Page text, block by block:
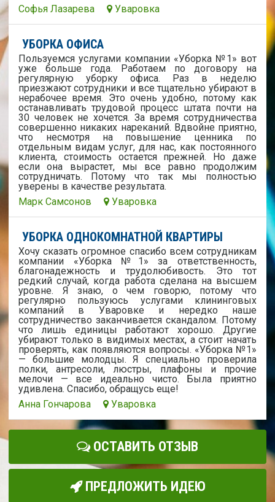
Софья Лазарева
Уваровка
УБОРКА ОФИСА
Пользуемся услугами компании «Уборка №1» вот
уже больше года. Работаем по договору на
регулярную уборку офиса. Раз в неделю
приезжают сотрудники и все тщательно убирают в
нерабочее время. Это очень удобно, потому как
останавливать трудовой процесс штата почти на
30 человек не хочется. За время сотрудничества
совершенно никаких нареканий. Вдвойне приятно,
что несмотря на повышение ценника по
отдельным видам услуг, для нас, как постоянного
клиента, стоимость остается прежней. Но даже
если она вырастет, мы все равно продолжим
сотрудничать. Потому что так мы полностью
уверены в качестве результата.
Марк Самсонов
Уваровка
УБОРКА ОДНОКОМНАТНОЙ КВАРТИРЫ
Хочу сказать огромное спасибо всем сотрудникам
компании «Уборка №1» за ответственность,
благонадежность и трудолюбивость. Это тот
редкий случай, когда работа сделана на высшем
уровне. Я знаю, о чем говорю, потому что
регулярно пользуюсь услугами клининговых
компаний в Уваровке и нередко наше
сотрудничество заканчивается скандалом. Потому
что лишь единицы работают хорошо. Другие
убирают только в видимых местах, а стоит начать
проверять, как появляются вопросы. «Уборка №1»
— большие молодцы. Я специально проверила
полки, антресоли, люстры, плафоны и прочие
мелочи — все идеально чисто. Была приятно
удивлена. Спасибо, обращусь еще!
Анна Гончарова
Уваровка
ОСТАВИТЬ ОТЗЫВ
ПРЕДЛОЖИТЬ ИДЕЮ